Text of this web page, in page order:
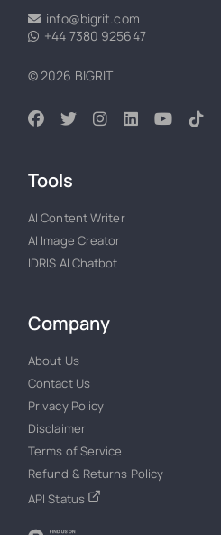
info@bigrit.com
+44 7380 925647
© 2026 BIGRIT
Tools
AI Content Writer
AI Image Creator
IDRIS AI Chatbot
Company
About Us
Contact Us
Privacy Policy
Disclaimer
Terms of Service
Refund & Returns Policy
API Status